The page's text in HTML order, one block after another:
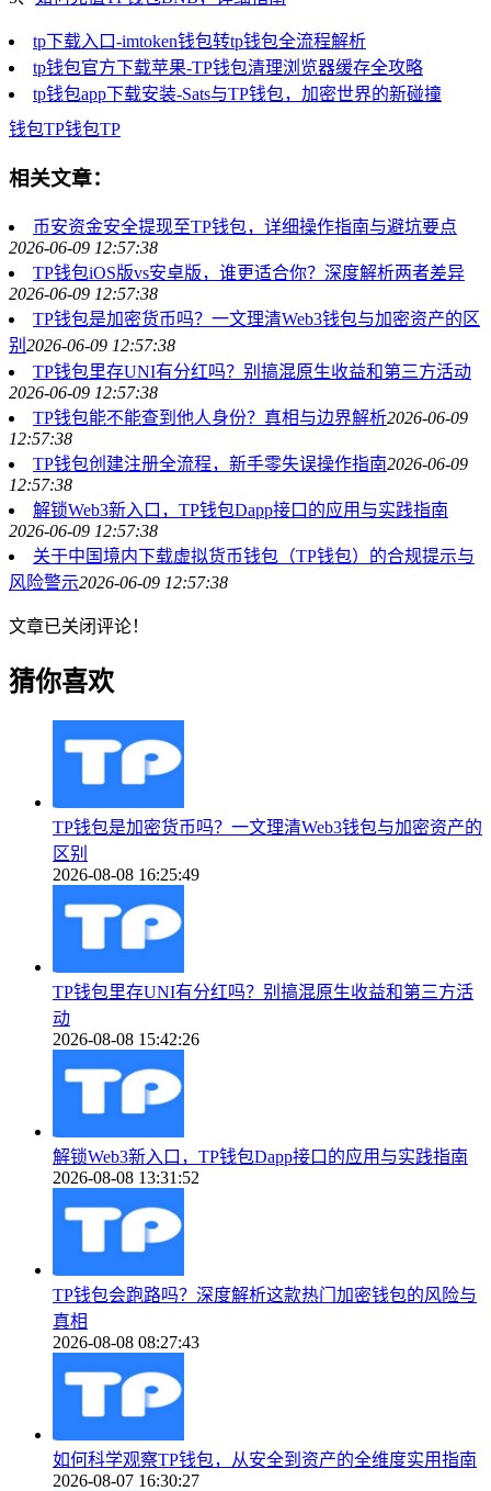
tp下载入口-imtoken钱包转tp钱包全流程解析
tp钱包官方下载苹果-TP钱包清理浏览器缓存全攻略
tp钱包app下载安装-Sats与TP钱包，加密世界的新碰撞
钱包TP钱包TP
相关文章：
币安资金安全提现至TP钱包，详细操作指南与避坑要点
2026-06-09 12:57:38
TP钱包iOS版vs安卓版，谁更适合你？深度解析两者差异
2026-06-09 12:57:38
TP钱包是加密货币吗？一文理清Web3钱包与加密资产的区
别 2026-06-09 12:57:38
TP钱包里存UNI有分红吗？别搞混原生收益和第三方活动
2026-06-09 12:57:38
TP钱包能不能查到他人身份？真相与边界解析2026-06-09
12:57:38
TP钱包创建注册全流程，新手零失误操作指南2026-06-09
12:57:38
解锁Web3新入口，TP钱包Dapp接口的应用与实践指南
2026-06-09 12:57:38
关于中国境内下载虚拟货币钱包（TP钱包）的合规提示与
风险警示2026-06-09 12:57:38
文章已关闭评论！
猜你喜欢
TP钱包是加密货币吗？一文理清Web3钱包与加密资产的
区别
2026-08-08 16:25:49
TP钱包里存UNI有分红吗？别搞混原生收益和第三方活
动
2026-08-08 15:42:26
解锁Web3新入口，TP钱包Dapp接口的应用与实践指南
2026-08-08 13:31:52
TP钱包会跑路吗？深度解析这款热门加密钱包的风险与
真相
2026-08-08 08:27:43
如何科学观察TP钱包，从安全到资产的全维度实用指南
2026-08-07 16:30:27